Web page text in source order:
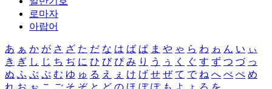
로마자
아랍어
あ ぁ か が さ ざ た だ な は ば ぱ ま や ゃ ら わ ゎ ん い ぃ
き ぎ し じ ち ぢ に ひ び ぴ み り う ぅ く ぐ す ず つ づ っ
ぬ ふ ぶ ぷ む ゆ ゅ る え ぇ け げ せ ぜ て で ね へ べ ぺ め